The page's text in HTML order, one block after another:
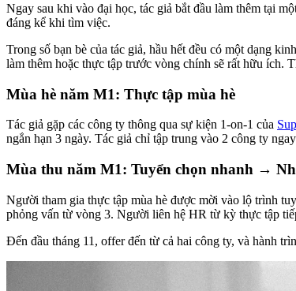
Ngay sau khi vào đại học, tác giả bắt đầu làm thêm tại
đáng kể khi tìm việc.
Trong số bạn bè của tác giả, hầu hết đều có một dạng
làm thêm hoặc thực tập trước vòng chính sẽ rất hữu ích.
Mùa hè năm M1: Thực tập mùa hè
Tác giả gặp các công ty thông qua sự kiện 1-on-1 của
ngắn hạn 3 ngày. Tác giả chỉ tập trung vào 2 công ty
Mùa thu năm M1: Tuyển chọn nhanh →
Người tham gia thực tập mùa hè được mời vào lộ trình
phỏng vấn từ vòng 3. Người liên hệ HR từ kỳ thực tập
Đến đầu tháng 11, offer đến từ cả hai công ty, và hành